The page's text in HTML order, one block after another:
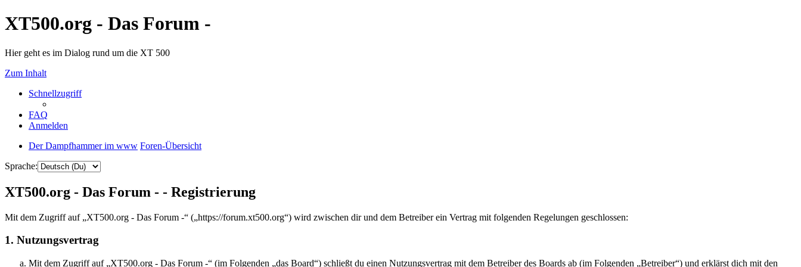
XT500.org - Das Forum -
Hier geht es im Dialog rund um die XT 500
Zum Inhalt
Schnellzugriff
FAQ
Anmelden
Der Dampfhammer im www Foren-Übersicht
Sprache:
XT500.org - Das Forum - - Registrierung
Mit dem Zugriff auf „XT500.org - Das Forum -“ („https://forum.xt500.org“) wird zwischen dir und dem Betreiber ein Vertrag mit folgenden Regelungen geschlossen:
1. Nutzungsvertrag
Mit dem Zugriff auf „XT500.org - Das Forum -“ (im Folgenden „das Board“) schließt du einen Nutzungsvertrag mit dem Betreiber des Boards ab (im Folgenden „Betreiber“) und erklärst dich mit den